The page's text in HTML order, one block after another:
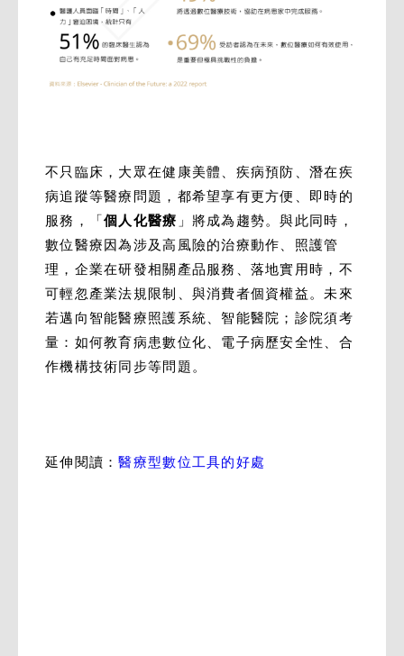
不只臨床，大眾在健康美體、疾病預防、潛在疾
病追蹤等醫療問題，都希望享有更方便、即時的
服務，「個人化醫療 」將成為趨勢。與此同時，
數位醫療因為涉及高風險的治療動作、照護管
理，企業在研發相關產品服務、落地實用時，不
可輕忽產業法規限制、與消費者個資權益。未來
若邁向智能醫療照護系統、智能醫院；診院須考
量：如何教育病患數位化、電子病歷安全性、合
作機構技術同步等問題。
延伸閱讀：醫療型數位工具的好處